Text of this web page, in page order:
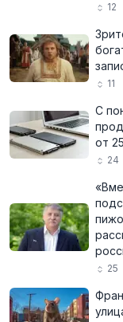
12
11
С
от
24
25